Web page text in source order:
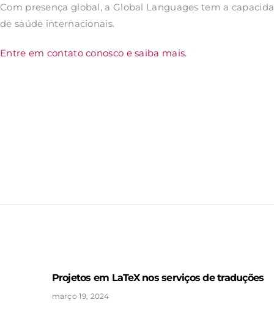
Com presença global, a Global Languages tem a
de saúde internacionais.
Entre em contato conosco e saiba mais.
PostPrevious
post:
Projetos em LaTeX nos serviços de traduções
março 19, 2024